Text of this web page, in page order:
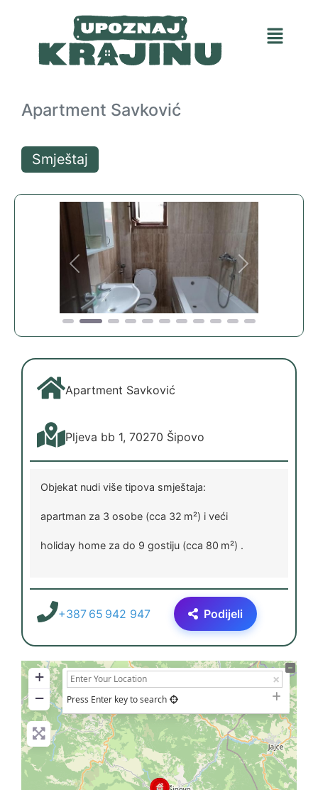
Apartment Savković
Smještaj
Previous Next
Apartment Savković
Pljeva bb 1, 70270 Šipovo
Objekat nudi više tipova smještaja:
apartman za 3 osobe (cca 32 m²) i veći
holiday home za do 9 gostiju (cca 80 m²) .
+387 65 942 947 Podijeli
+
−
Press Enter key to search